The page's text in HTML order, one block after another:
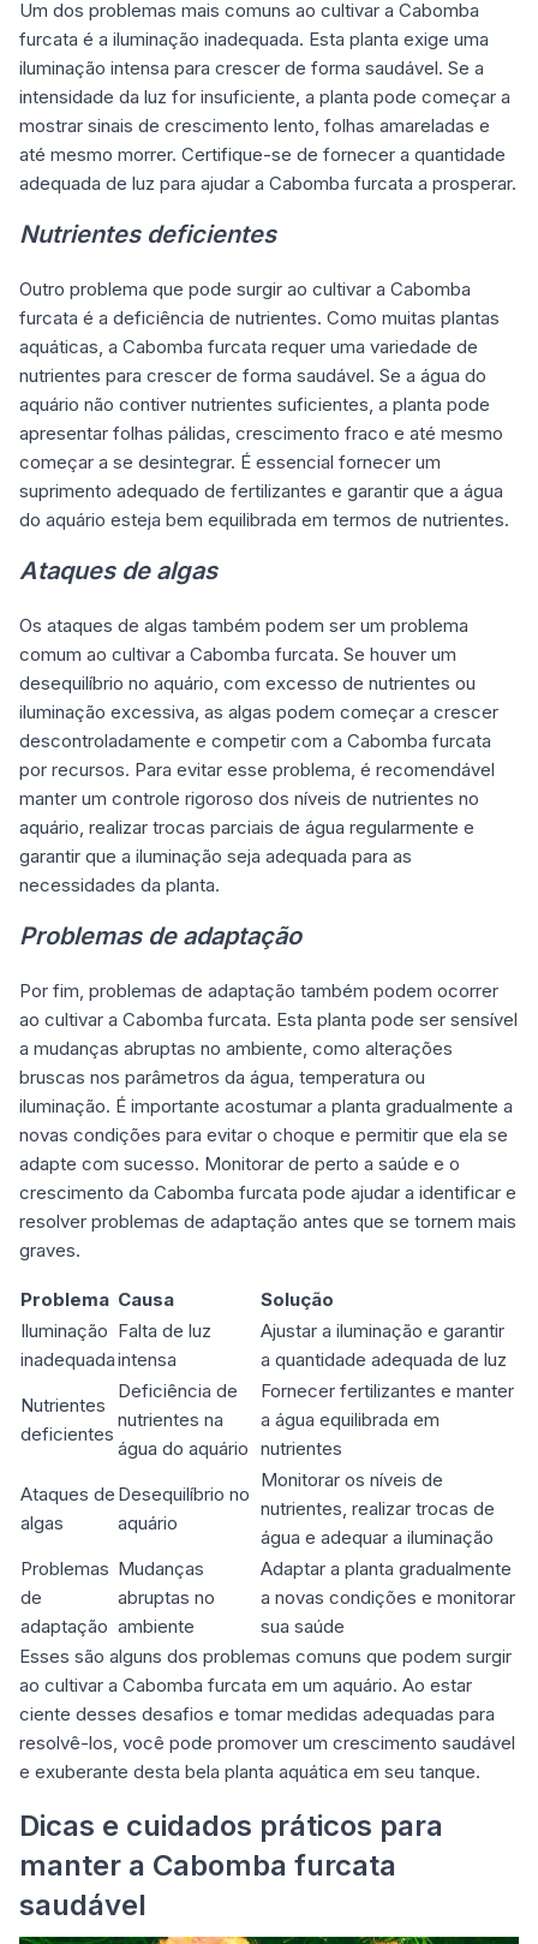
Um dos problemas mais comuns ao cultivar a Cabomba
furcata é a iluminação inadequada. Esta planta exige uma
iluminação intensa para crescer de forma saudável. Se a
intensidade da luz for insuficiente, a planta pode começar a
mostrar sinais de crescimento lento, folhas amareladas e
até mesmo morrer. Certifique-se de fornecer a quantidade
adequada de luz para ajudar a Cabomba furcata a prosperar.
Nutrientes deficientes
Outro problema que pode surgir ao cultivar a Cabomba
furcata é a deficiência de nutrientes. Como muitas plantas
aquáticas, a Cabomba furcata requer uma variedade de
nutrientes para crescer de forma saudável. Se a água do
aquário não contiver nutrientes suficientes, a planta pode
apresentar folhas pálidas, crescimento fraco e até mesmo
começar a se desintegrar. É essencial fornecer um
suprimento adequado de fertilizantes e garantir que a água
do aquário esteja bem equilibrada em termos de nutrientes.
Ataques de algas
Os ataques de algas também podem ser um problema
comum ao cultivar a Cabomba furcata. Se houver um
desequilíbrio no aquário, com excesso de nutrientes ou
iluminação excessiva, as algas podem começar a crescer
descontroladamente e competir com a Cabomba furcata
por recursos. Para evitar esse problema, é recomendável
manter um controle rigoroso dos níveis de nutrientes no
aquário, realizar trocas parciais de água regularmente e
garantir que a iluminação seja adequada para as
necessidades da planta.
Problemas de adaptação
Por fim, problemas de adaptação também podem ocorrer
ao cultivar a Cabomba furcata. Esta planta pode ser sensível
a mudanças abruptas no ambiente, como alterações
bruscas nos parâmetros da água, temperatura ou
iluminação. É importante acostumar a planta gradualmente a
novas condições para evitar o choque e permitir que ela se
adapte com sucesso. Monitorar de perto a saúde e o
crescimento da Cabomba furcata pode ajudar a identificar e
resolver problemas de adaptação antes que se tornem mais
graves.
Problema Causa
Solução
Iluminação
inadequada
Falta de luz
intensa
Ajustar a iluminação e garantir
a quantidade adequada de luz
Nutrientes
deficientes
Deficiência de
nutrientes na
água do aquário
Fornecer fertilizantes e manter
a água equilibrada em
nutrientes
Ataques de
algas
Desequilíbrio no
aquário
Monitorar os níveis de
nutrientes, realizar trocas de
água e adequar a iluminação
Problemas
de
adaptação
Mudanças
abruptas no
ambiente
Adaptar a planta gradualmente
a novas condições e monitorar
sua saúde
Esses são alguns dos problemas comuns que podem surgir
ao cultivar a Cabomba furcata em um aquário. Ao estar
ciente desses desafios e tomar medidas adequadas para
resolvê-los, você pode promover um crescimento saudável
e exuberante desta bela planta aquática em seu tanque.
Dicas e cuidados práticos para
manter a Cabomba furcata
saudável